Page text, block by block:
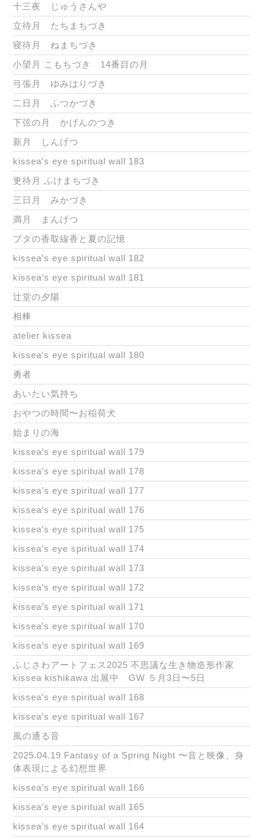
十三夜 じゅうさんや
立待月 たちまちづき
寝待月 ねまちづき
小望月 こもちづき 14番目の月
弓張月 ゆみはりづき
二日月 ふつかづき
下弦の月 かげんのつき
新月 しんげつ
kissea’s eye spiritual wall 183
更待月 ふけまちづき
三日月 みかづき
満月 まんげつ
ブタの香取線香と夏の記憶
kissea’s eye spiritual wall 182
kissea’s eye spiritual wall 181
辻堂の夕陽
相棒
atelier kissea
kissea’s eye spiritual wall 180
勇者
あいたい気持ち
おやつの時間〜お稲荷犬
始まりの海
kissea’s eye spiritual wall 179
kissea’s eye spiritual wall 178
kissea’s eye spiritual wall 177
kissea’s eye spiritual wall 176
kissea’s eye spiritual wall 175
kissea’s eye spiritual wall 174
kissea’s eye spiritual wall 173
kissea’s eye spiritual wall 172
kissea’s eye spiritual wall 171
kissea’s eye spiritual wall 170
kissea’s eye spiritual wall 169
ふじさわアートフェス2025 不思議な生き物造形作家
kissea kishikawa 出展中 GW ５月3日〜5日
kissea’s eye spiritual wall 168
kissea’s eye spiritual wall 167
風の通る音
2025.04.19 Fantasy of a Spring Night 〜音と映像、身
体表現による幻想世界
kissea’s eye spiritual wall 166
kissea’s eye spiritual wall 165
kissea’s eye spiritual wall 164